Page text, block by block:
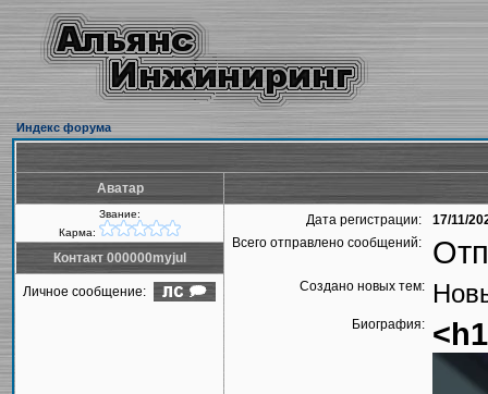
Индекс форума
Аватар
Звание:
Карма:
Дата регистрации:
17/11/
Всего отправлено сообщений:
Создано новых тем:
Биография:
Контакт 000000myjul
Личное сообщение: